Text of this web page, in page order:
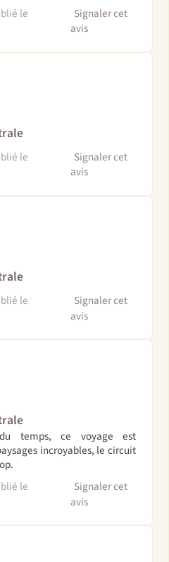
le
Signaler cet
avis
le
Signaler cet
avis
le
Signaler cet
avis
temps, ce voyage est
incroyables, le circuit
le
Signaler cet
avis